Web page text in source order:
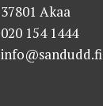
37801 Akaa
020 154 1444
info@sandudd.fi